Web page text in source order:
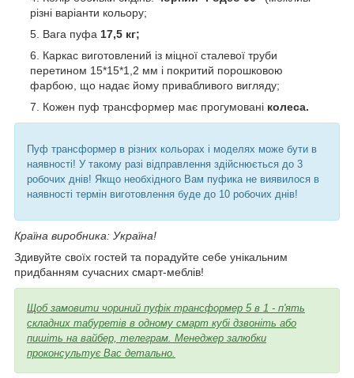
різні варіанти кольору;
Вага пуфа 17,5 кг;
Каркас виготовлений із міцної сталевої труби
перетином 15*15*1,2 мм і покритий порошковою
фарбою, що надає йому привабливого вигляду;
Кожен пуф трансформер має прогумовані колеса.
Пуф трансформер в різних кольорах і моделях може бути в
наявності! У такому разі відправлення здійснюється до 3
робочих днів! Якщо необхідного Вам пуфика не виявилося в
наявності термін виготовлення буде до 10 робочих днів!
Країна виробника: Україна!
Здивуйте своїх гостей та порадуйте себе унікальним
придбанням сучасних смарт-меблів!
Щоб замовити чориний пуфік трансформер 5 в 1 - п'ять
складних табуретів в одному смарт кубі дзвоніть або
пишіть на вайбер, телеграм. Менеджер залюбки
проконсультує Вас детально.